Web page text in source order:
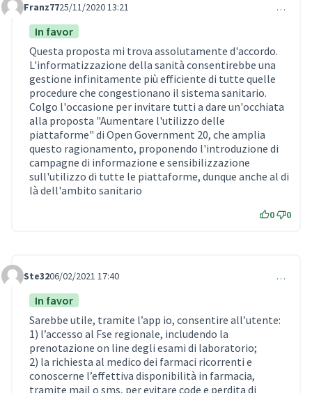
Comment 364
Franz7725/11/2020 13:21 …
In favor
Questa proposta mi trova assolutamente d'accordo.
L'informatizzazione della sanità consentirebbe una
gestione infinitamente più efficiente di tutte quelle
procedure che congestionano il sistema sanitario.
Colgo l'occasione per invitare tutti a dare un'occhiata
alla proposta "Aumentare l'utilizzo delle
piattaforme" di Open Government 20, che amplia
questo ragionamento, proponendo l'introduzione di
campagne di informazione e sensibilizzazione
sull'utilizzo di tutte le piattaforme, dunque anche al di
là dell'ambito sanitario
0 0
Comment 402
Ste3206/02/2021 17:40 …
In favor
Sarebbe utile, tramite l’app io, consentire all’utente:
1) l’accesso al Fse regionale, includendo la
prenotazione on line degli esami di laboratorio;
2) la richiesta al medico dei farmaci ricorrenti e
conoscerne l’effettiva disponibilità in farmacia,
tramite mail o sms, per evitare code e perdita di